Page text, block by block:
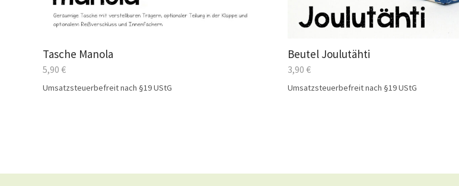
Tasche Manola
5,90 €
Umsatzsteuerbefreit nach §19 UStG
Beutel Joulutähti
3,90€
Umsatzsteuerbefreit nach §19 UStG